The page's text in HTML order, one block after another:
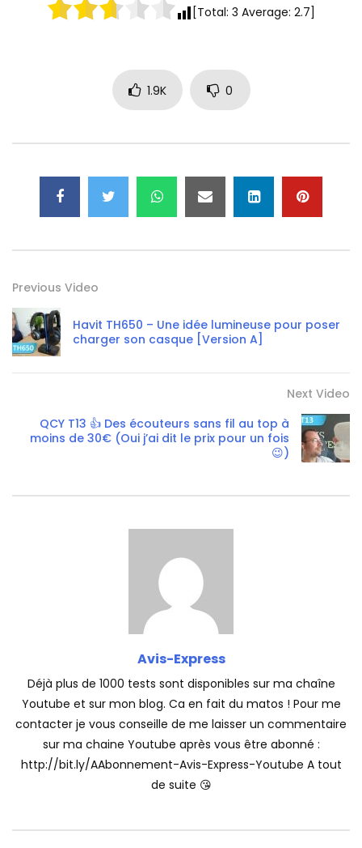
[Total: 3 Average: 2.7]
1.9K 0
Previous Video
Havit TH650 – Une idée lumineuse pour poser
charger son casque [Version A]
Next Video
QCY T13 👍 Des écouteurs sans fil au top à
moins de 30€ (Oui j’ai dit le prix pour un fois
😉)
Avis-Express
Déjà plus de 1000 tests sont disponibles sur ma chaîne
Youtube et sur mon blog. Ca en fait du matos ! Pour me
contacter je vous conseille de me laisser un commentaire
sur ma chaine Youtube après vous être abonné :
http://bit.ly/AAbonnement-Avis-Express-Youtube A tout
de suite 😘